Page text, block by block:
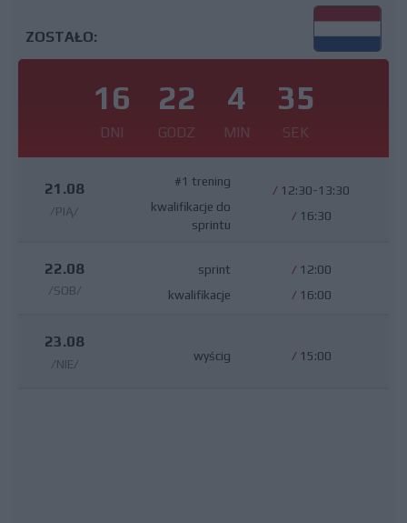
ZOSTAŁO:
16
DNI
22
GODZ
4
MIN
35
SEK
21.08
/PIĄ/
#1 trening
kwalifikacje do
sprintu
/ 12:30-13:30
/ 16:30
22.08
/SOB/
sprint
kwalifikacje
/ 12:00
/ 16:00
23.08
/NIE/
wyścig / 15:00